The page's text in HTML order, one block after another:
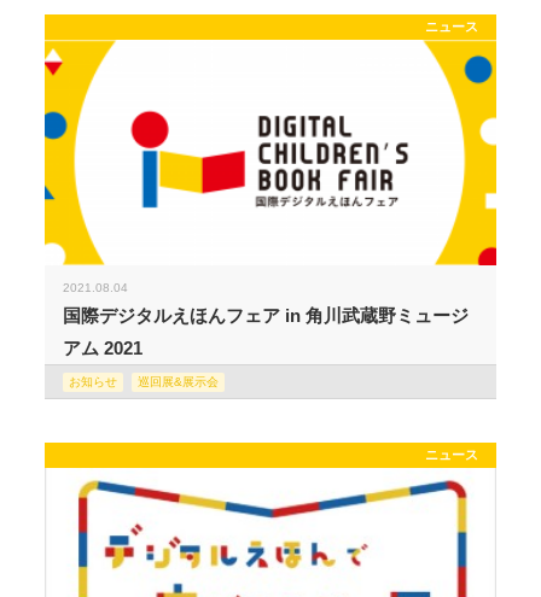
ニュース
2021.08.04
国際デジタルえほんフェア in 角川武蔵野ミュージ
アム 2021
お知らせ 巡回展&展示会
ニュース